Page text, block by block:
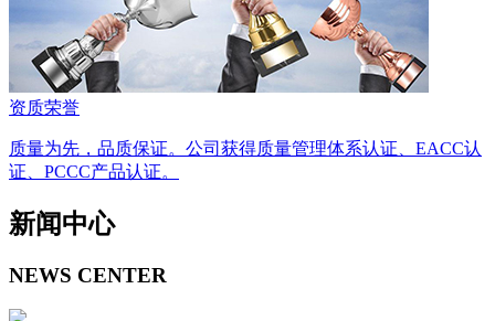
资质荣誉
质量为先，品质保证。公司获得质量管理体系认证、EACC认
证、PCCC产品认证。
新闻中心
NEWS CENTER